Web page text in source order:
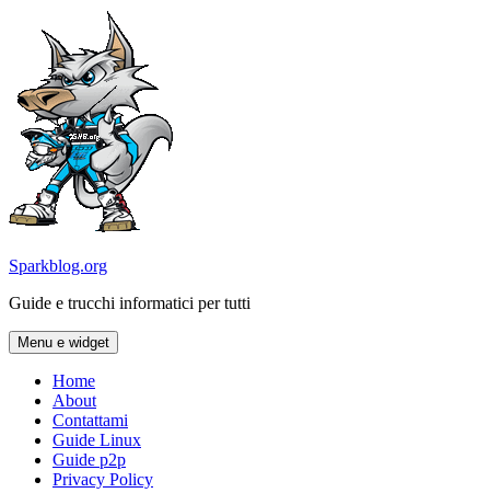
contenuto
Sparkblog.org
Guide e trucchi informatici per tutti
Menu e widget
Home
About
Contattami
Guide Linux
Guide p2p
Privacy Policy